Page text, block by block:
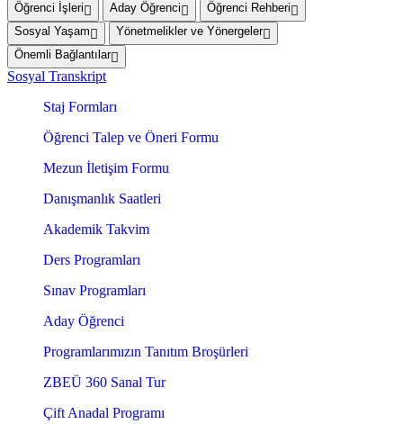
Öğrenci İşleri Aday Öğrenci
Öğrenci Rehberi
Sosyal Yaşam
Yönetmelikler ve Yönergeler
Önemli Bağlantılar
Sosyal Transkript
Staj Formları
Öğrenci Talep ve Öneri Formu
Mezun İletişim Formu
Danışmanlık Saatleri
Akademik Takvim
Ders Programları
Sınav Programları
Aday Öğrenci
Programlarımızın Tanıtım Broşürleri
ZBEÜ 360 Sanal Tur
Çift Anadal Programı